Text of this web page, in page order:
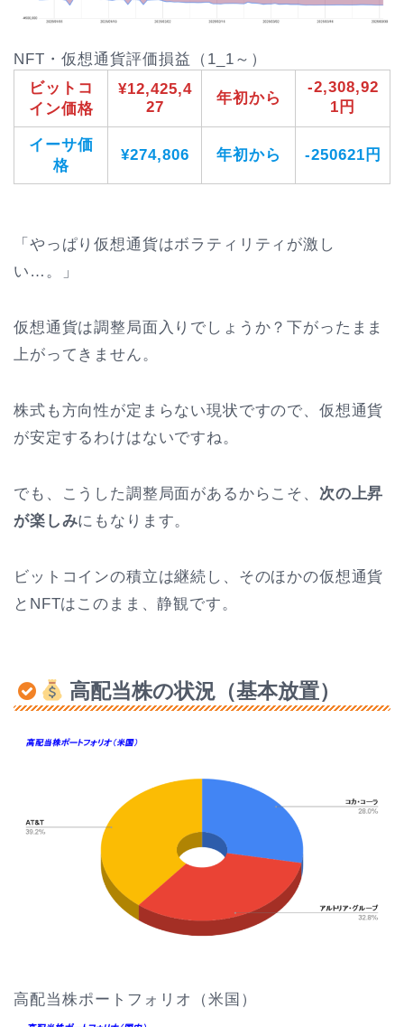
NFT・仮想通貨評価損益（1_1～）
ビットコ
イン価格
¥12,425,4
27
年初から
-2,308,92
1円
イーサ価
格
¥274,806 年初から -250621円
「やっぱり仮想通貨はボラティリティが激し
い…。」
仮想通貨は調整局面入りでしょうか？下がったまま
上がってきません。
株式も方向性が定まらない現状ですので、仮想通貨
が安定するわけはないですね。
でも、こうした調整局面があるからこそ、 次の上昇
が楽しみにもなります。
ビットコインの積立は継続し、そのほかの仮想通貨
とNFTはこのまま、静観です。
高配当株の状況（基本放置）
高配当株ポートフォリオ（米国）